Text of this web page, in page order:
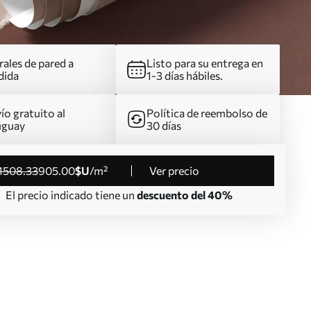
de pared a
Listo para su entrega en
1-3 días hábiles.
gratuito al
Política de reembolso de
30 días
.33905.00$U/m²
Ver precio
El precio indicado tiene un descuento del 40%